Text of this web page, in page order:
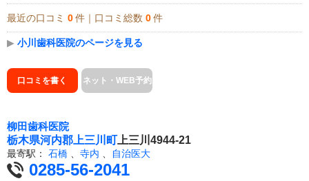
最近の口コミ 0 件｜口コミ総数 0 件
▶ 小川歯科医院のページを見る
口コミを書く ネット・WEB予約
柳田歯科医院
栃木県河内郡上三川町上三川4944-21
最寄駅： 石橋 寺内 自治医大
0285-56-2041